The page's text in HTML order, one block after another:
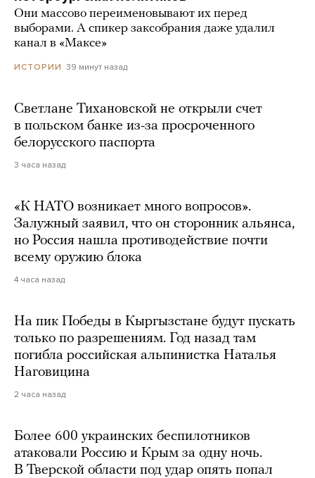
Они массово переименовывают их перед
выборами. А спикер заксобрания даже удалил
канал в «Максе»
ИСТОРИИ 39 минут назад
Светлане Тихановской не открыли счет
в польском банке из-за просроченного
белорусского паспорта
3 часа назад
«К НАТО возникает много вопросов».
Залужный заявил, что он сторонник альянса,
но Россия нашла противодействие почти
всему оружию блока
4 часа назад
На пик Победы в Кыргызстане будут пускать
только по разрешениям. Год назад там
погибла российская альпинистка Наталья
Наговицина
2 часа назад
Более 600 украинских беспилотников
атаковали Россию и Крым за одну ночь.
В Тверской области под удар опять попал